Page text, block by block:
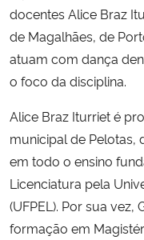
Secretaria-Geral
Secretaria de Governo
Gabinete de Segurança
Advocacia-Geral da União
Banco Central do Brasil
docentes Alice Braz
de Magalhães, de
atuam com dança
o foco da disciplina.
Alice Braz Iturriet é
municipal de Pelotas,
em todo o ensino
Licenciatura pela
(UFPEL). Por sua
formação em